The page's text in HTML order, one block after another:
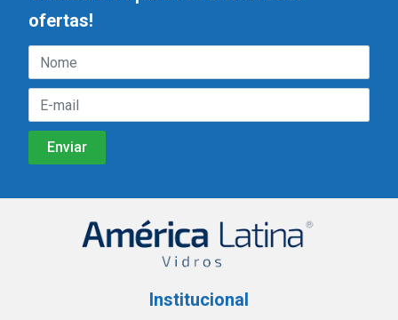
ofertas!
Institucional